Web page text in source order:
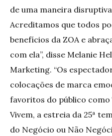
de uma maneira
Acreditamos que todos
benefícios da ZOA e
com ela”, disse Melanie
Marketing. “Os
colocações de marca
favoritos do público como
Vivem, a estreia da 25ª
do Negócio ou Não